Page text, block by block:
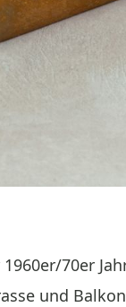
70er
und Balkon